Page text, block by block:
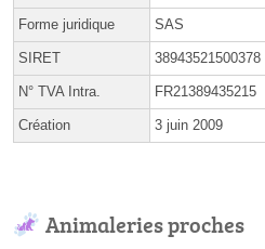
Forme juridique SAS
SIRET 38943521500378
N° TVA Intra. FR21389435215
Création 3 juin 2009
Animaleries proches